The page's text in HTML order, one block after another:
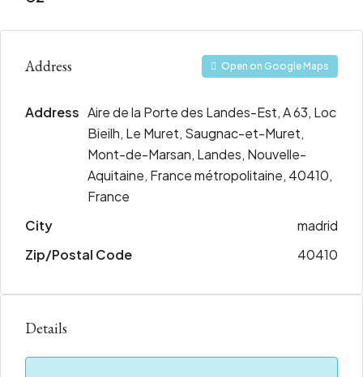
Address Open on Google Maps
Address Aire de la Porte des Landes-Est, A 63, Loc
Bieilh, Le Muret, Saugnac-et-Muret,
Mont-de-Marsan, Landes, Nouvelle-
Aquitaine, France métropolitaine, 40410,
France
City
madrid
Zip/Postal Code
40410
Details